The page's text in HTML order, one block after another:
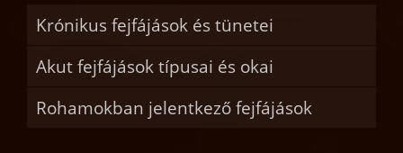
Krónikus fejfájások és tünetei
Akut fejfájások típusai és okai
Rohamokban jelentkező fejfájások